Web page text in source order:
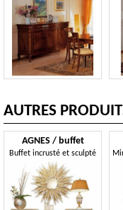
AUTRES
AGNES / buffet
Buffet incrusté et sculpté